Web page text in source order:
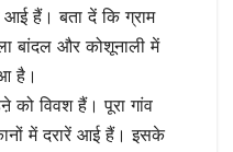
हैं। बता दें कि ग्राम
बांदल और कोशूनाली में
है।
को विवश हैं। पूरा गांव
में दरारें आई हैं। इसके